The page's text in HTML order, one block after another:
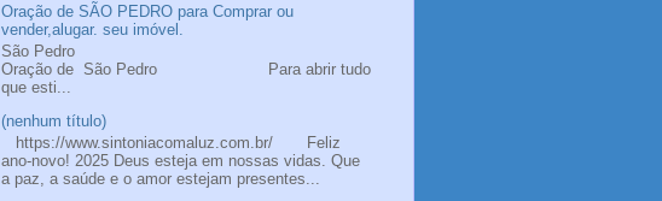
Oração de SÃO PEDRO para Comprar ou
vender,alugar. seu imóvel.
São Pedro
Oração de São Pedro Para abrir tudo
que esti...
(nenhum título)
https://www.sintoniacomaluz.com.br/ Feliz
ano-novo! 2025 Deus esteja em nossas vidas. Que
a paz, a saúde e o amor estejam presentes...